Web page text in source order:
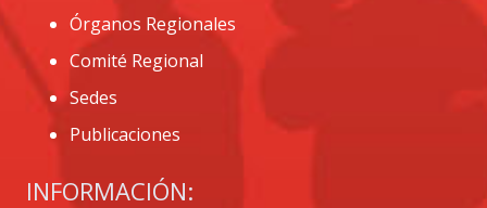
Órganos Regionales
Comité Regional
Sedes
Publicaciones
INFORMACIÓN: